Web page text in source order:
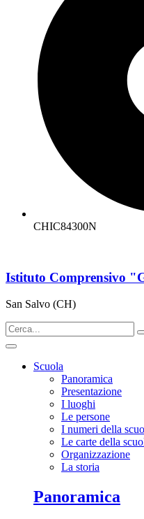
CHIC84300N
Istituto Comprensivo
San Salvo (CH)
Scuola
Panoramica
Presentazione
I luoghi
Le persone
I numeri della
Le carte della
Organizzazione
La storia
Panoramica